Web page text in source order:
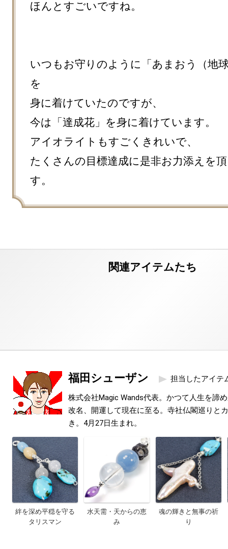
ほんとすごいですね。
いつもお守りのように「あまおう（地
を
身に着けていたのですが、
今は「達成花」を身に着けています。
アイオライトもすごくきれいで、
たくさんの目標達成に是非お力添えを
す。
福田シューザン 担当したアイテ
株式会社Magic Wands代表。かつて人生を諦
改名、開運して現在に至る。寺社仏閣巡りと
き。4月27日生まれ。
絆を深め平穏を守る
タリスマン
水天需・天からの恵
み
魂の輝きと無事の祈
り